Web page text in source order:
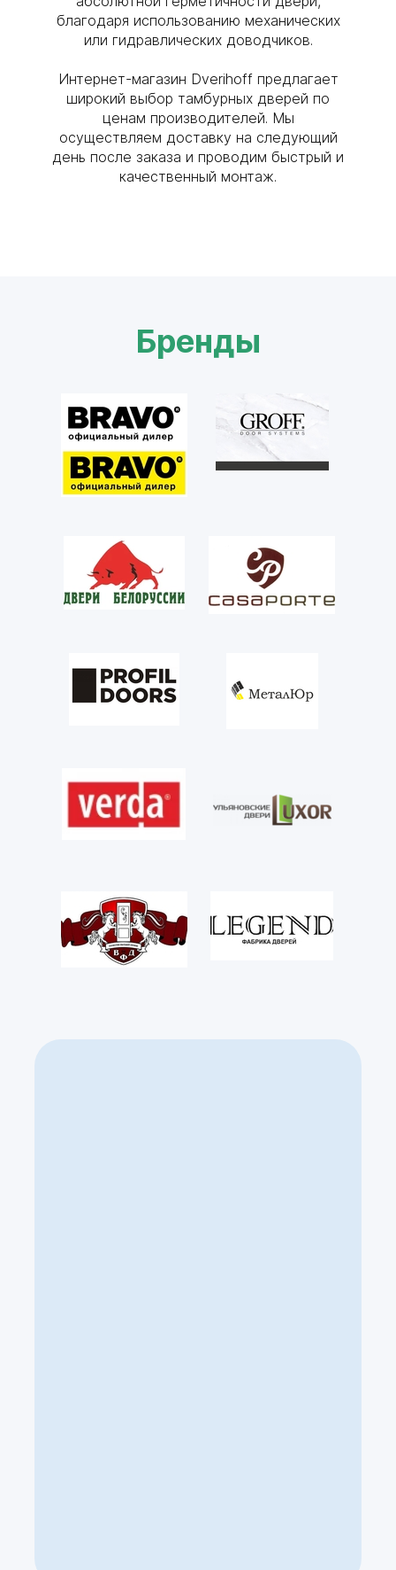
благодаря использованию механических
или гидравлических доводчиков.
Интернет-магазин Dverihoff предлагает
широкий выбор тамбурных дверей по
ценам производителей. Мы
осуществляем доставку на следующий
день после заказа и проводим быстрый и
качественный монтаж.
Бренды